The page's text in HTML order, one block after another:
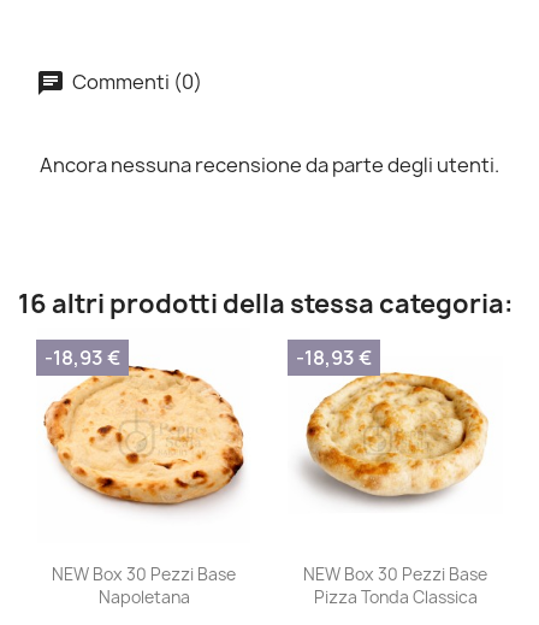
Commenti (0)
Ancora nessuna recensione da parte degli utenti.
16 altri prodotti della stessa categoria:
NEW Box 30 Pezzi Base
Napoletana
-18,93 €
NEW Box 30 Pezzi Base
Pizza Tonda Classica
-18,93 €